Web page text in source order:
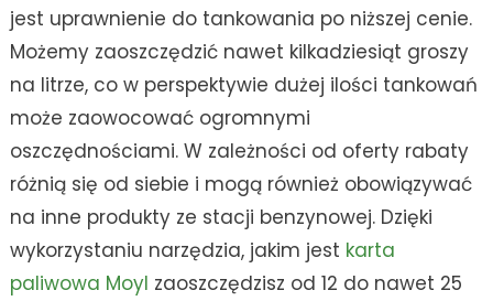
jest uprawnienie do tankowania po niższej cenie.
Możemy zaoszczędzić nawet kilkadziesiąt groszy
na litrze, co w perspektywie dużej ilości tankowań
może zaowocować ogromnymi
oszczędnościami. W zależności od oferty rabaty
różnią się od siebie i mogą również obowiązywać
na inne produkty ze stacji benzynowej. Dzięki
wykorzystaniu narzędzia, jakim jest karta
paliwowa Moyl zaoszczędzisz od 12 do nawet 25